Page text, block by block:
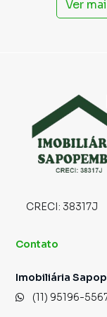
Ver
CRECI: 38317J
Contato
Imobiliária
(11) 95196-